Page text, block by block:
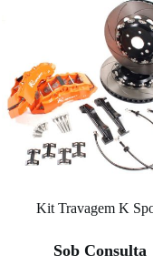
Kit Travagem K
Sob Consulta